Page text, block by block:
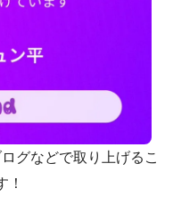
グなどで取り上げるこ
！